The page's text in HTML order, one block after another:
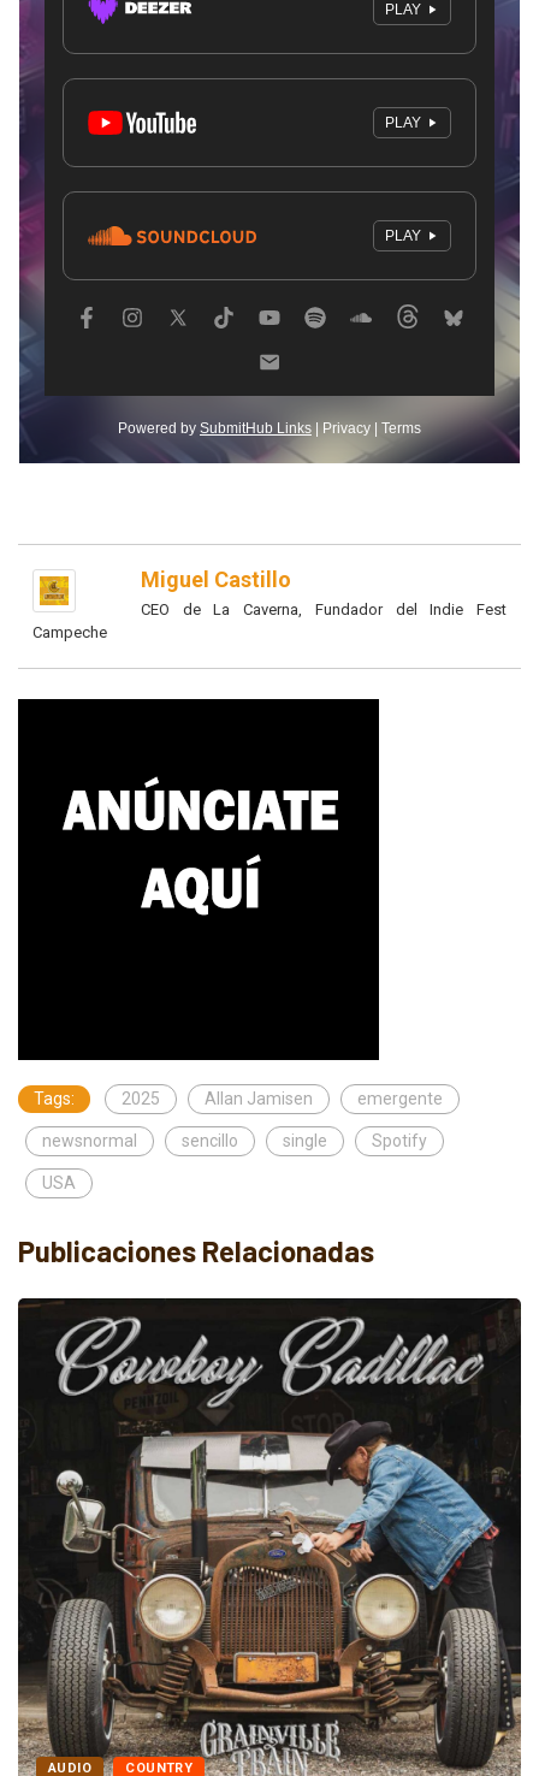
Miguel Castillo
CEO de La Caverna, Fundador del Indie Fest
Campeche
Tags: 2025 Allan Jamisen emergente
newsnormal sencillo single Spotify
USA
Publicaciones Relacionadas
AUDIO ELECTRÓNICA